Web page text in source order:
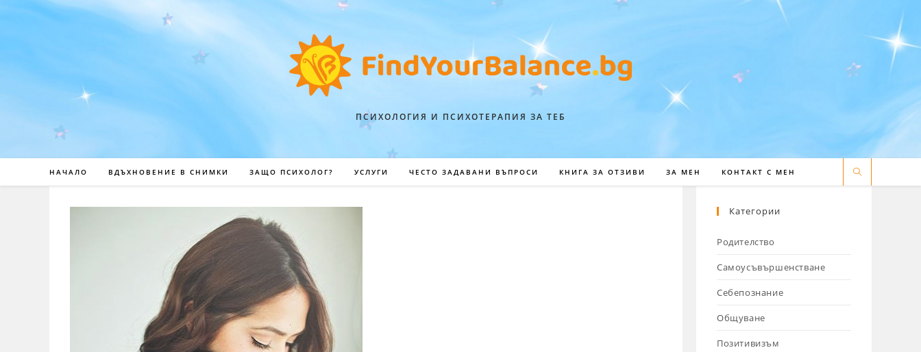
ПСИХОЛОГИЯ И ПСИХОТЕРАПИЯ ЗА ТЕБ
НАЧАЛО ВДЪХНОВЕНИЕ В СНИМКИ ЗАЩО ПСИХОЛОГ? УСЛУГИ ЧЕСТО ЗАДАВАНИ ВЪПРОСИ КНИГА ЗА ОТЗИВИ ЗА МЕН КОНТАКТ С МЕН
Категории
Родителство
Самоусъвършенстване
Себепознание
Общуване
Позитивизъм